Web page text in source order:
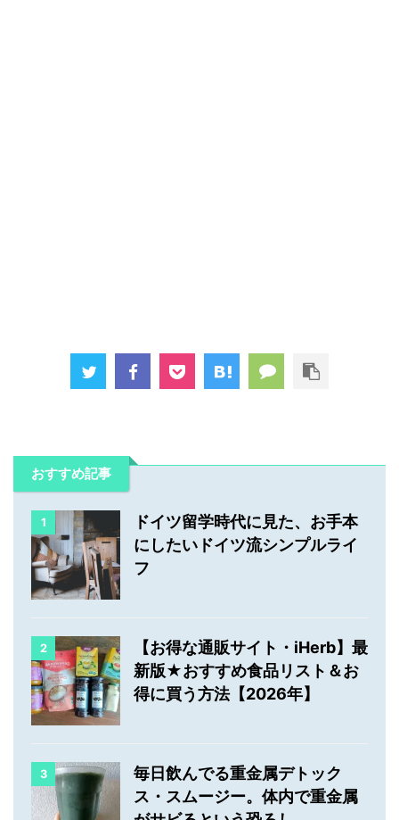
おすすめ記事
1
ドイツ留学時代に見た、お手本
にしたいドイツ流シンプルライ
フ
2
【お得な通販サイト・iHerb】最
新版★おすすめ食品リスト＆お
得に買う方法【2026年】
3
毎日飲んでる重金属デトック
ス・スムージー。体内で重金属